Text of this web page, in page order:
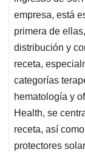
empresa, está
primera de
distribución y
receta,
categorías
hematología y
Health, se
receta, así
protectores